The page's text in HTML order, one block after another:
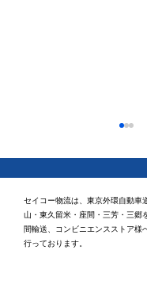
休日ゴルフに行
セイコー物流は、東京外環自動車
山・東久留米・座間・三芳・三郷
間輸送、コンビニエンスストア様
行っております。